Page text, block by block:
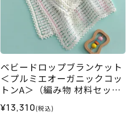
ベビードロップブランケット
＜プルミエオーガニックコッ
トンA＞（編み物 材料セッ
¥13,310(税込)